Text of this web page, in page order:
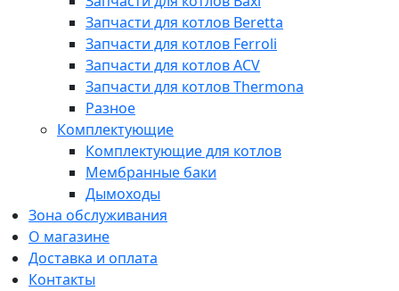
Запчасти для котлов Beretta
Запчасти для котлов Ferroli
Запчасти для котлов ACV
Запчасти для котлов Thermona
Разное
Комплектующие
Комплектующие для котлов
Мембранные баки
Дымоходы
Зона обслуживания
О магазине
Доставка и оплата
Контакты